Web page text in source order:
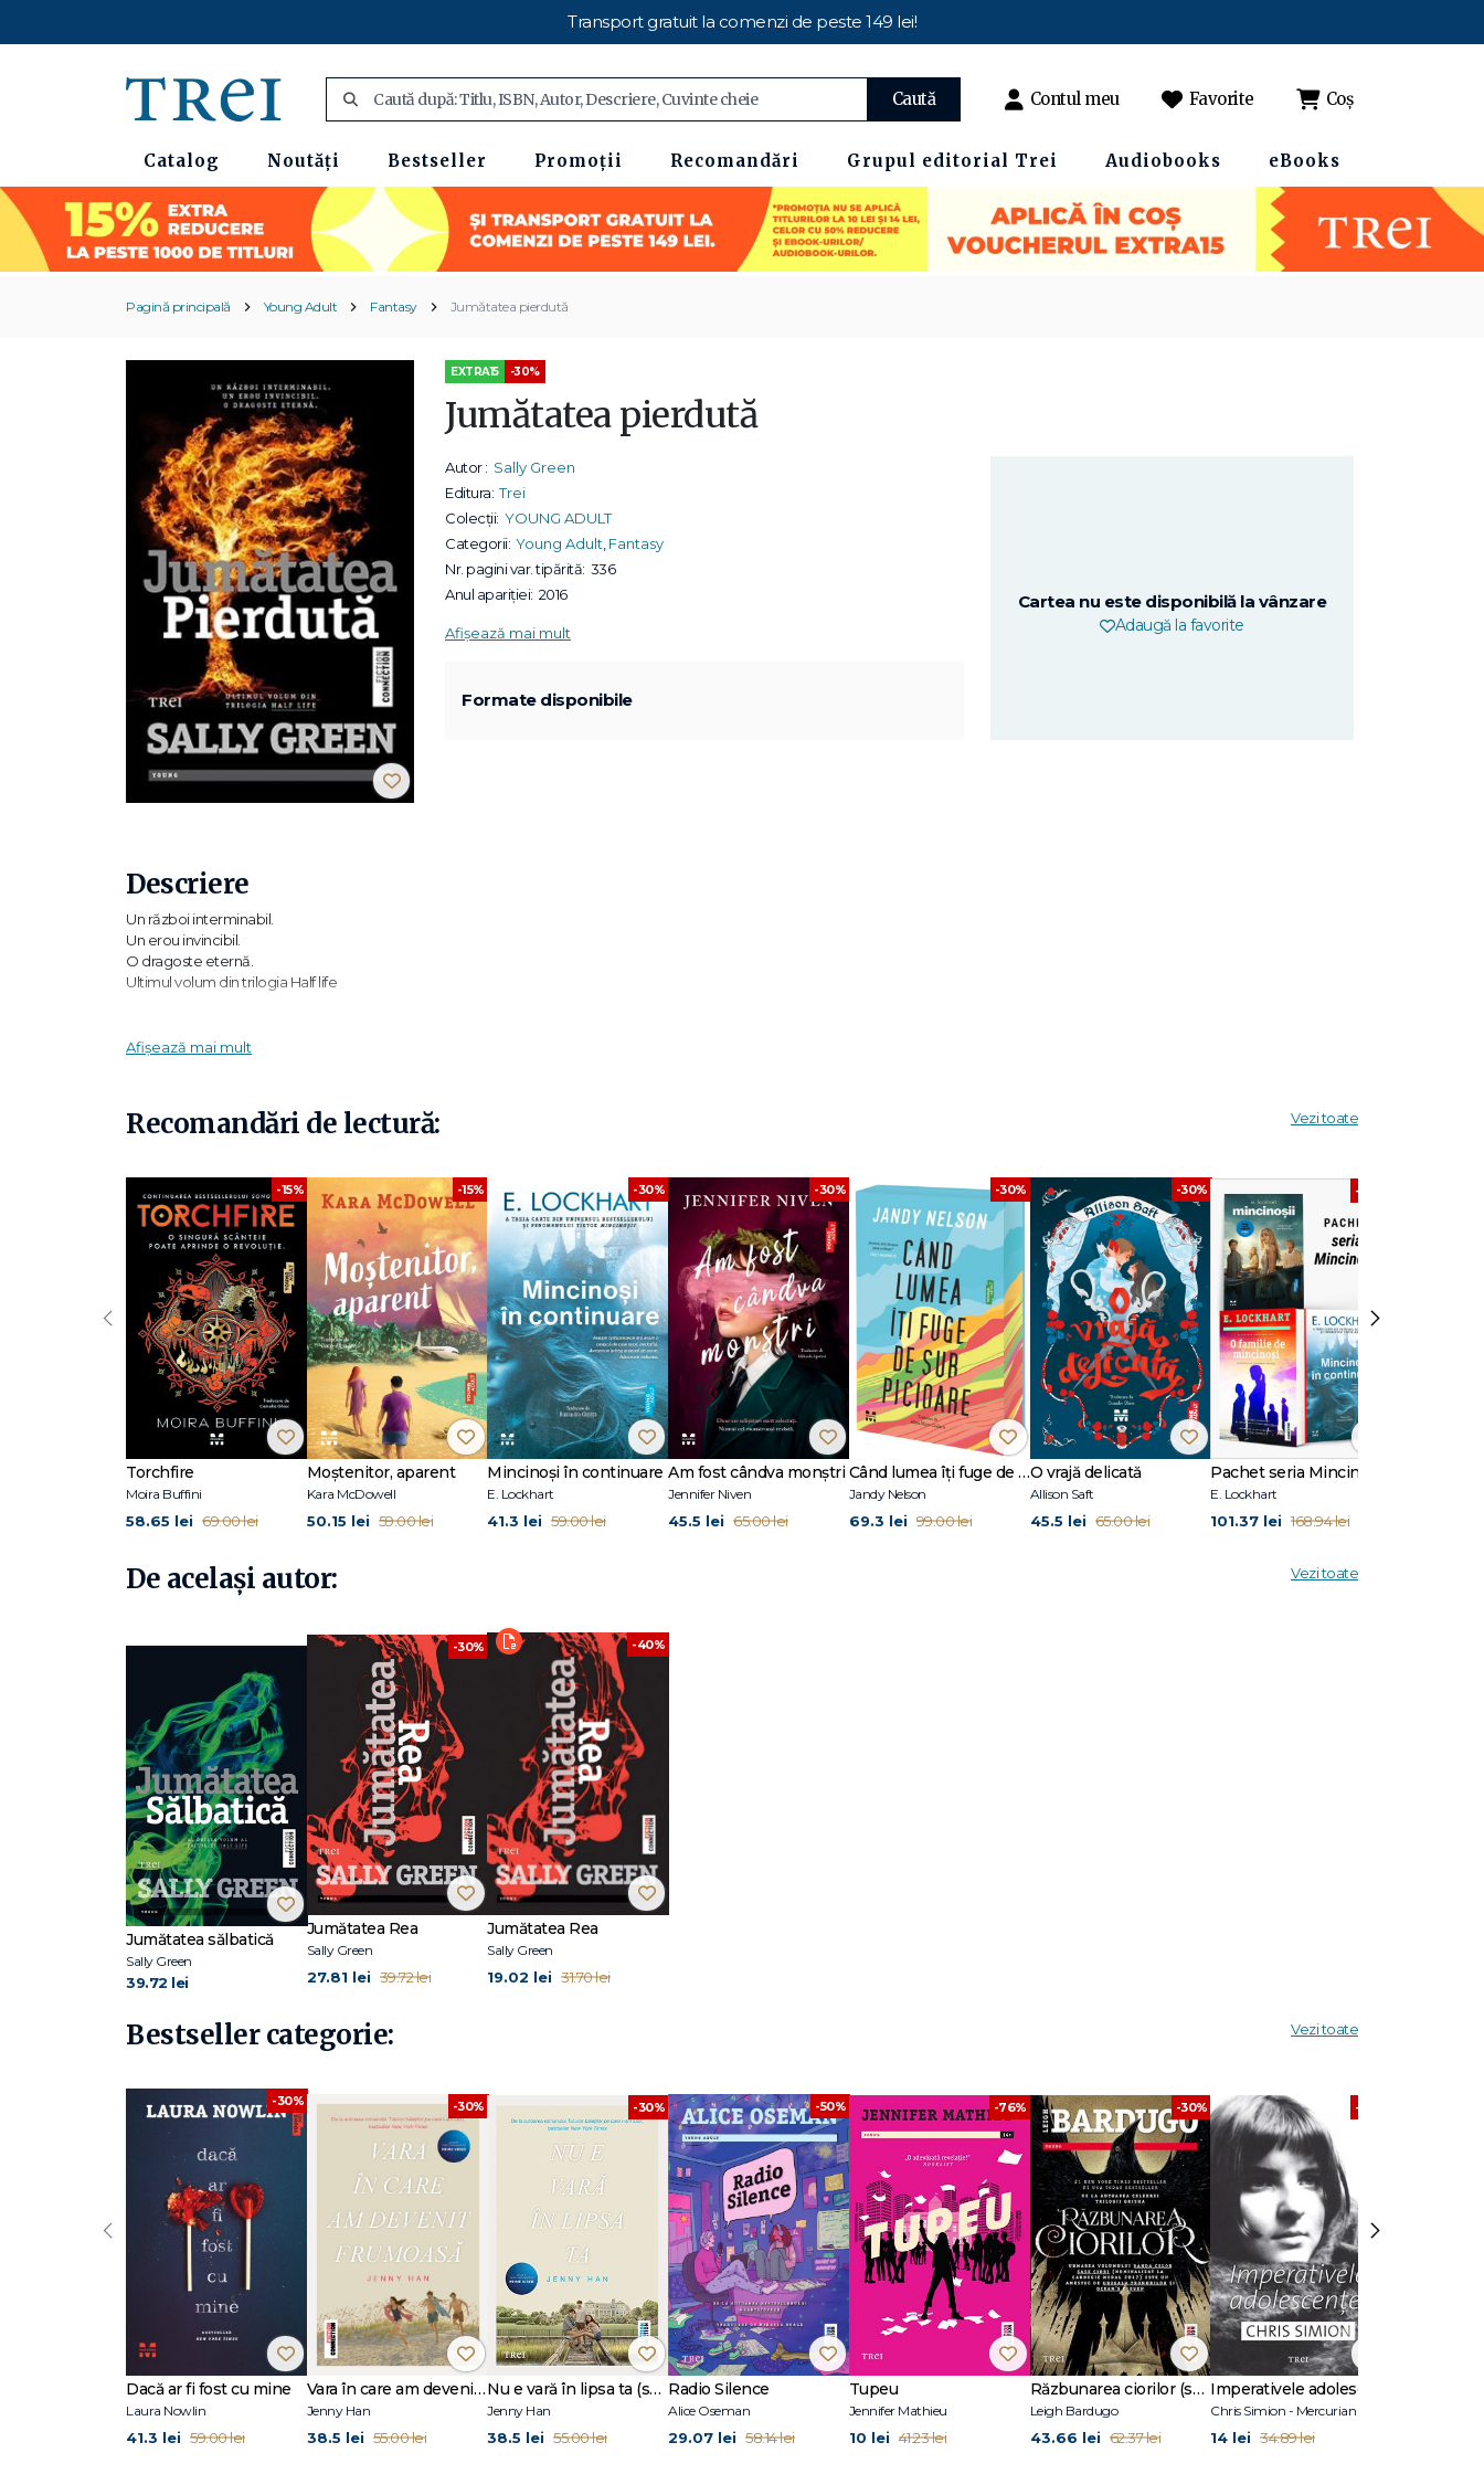
Transport gratuit la comenzi de peste 149 lei!
Caută Contul meu Favorite Coș
Catalog Noutăți Bestseller Promoții Recomandări Grupul editorial Trei Audiobooks eBooks
Pagină principală Young Adult Fantasy Jumătatea pierdută
EXTRA15 -30%
Jumătatea pierdută
Autor : Sally Green
Editura: Trei
Colecții: YOUNG ADULT
Categorii: Young Adult Fantasy
Nr. pagini var. tipărită: 336
Anul apariției: 2016
Afișează mai mult
Formate disponibile
Cartea nu este disponibilă la vânzare
Adaugă la favorite
Descriere
Un război interminabil.
Un erou invincibil.
O dragoste eternă.
Ultimul volum din trilogia Half life
Gabriel, tovarăşul său cel mai apropiat, îl îndeamnă să fugă împreună şi să se stabilească într-un colţişor liniştit de lume. Însă e posibil ca nici
Mai mult decât o simplă poveste cu vrăjitori şi vrăjitoare din Europa zilelor noastre, volumul final al trilogiei Half Life este o meditaţie
dureroasă pe tema supravieţuirii şi exploatării, a binelui şi-a răului, precum şi a riscurilor pe care ni le asumăm atunci când iubim.
"Un final tulburător al unei trilogii… Melancolic, dar perfect autentic." - Booklist
"O trilogie ce împletește magia, iubirea și realitatea dură a războiului." - Kirkus Reviews
Sally Greenlocuieşte în nord-vestul Angliei. A avut diverse slujbe (plăcute şi mai puţin plăcute), apoi a deţinut chiar o funcţie importantă
într-o companie. Însă viaţa ei s-a schimbat când şi-a descoperit bucuria de a scrie şi a început să pună pe hârtie poveştile la care a visat
dintotdeauna. E o cititoare pasionată şi adoră plimbările în natură. În fiecare dimineaţă îşi propune... să bea mai puţină cafea.
La Editura Trei au apărut primele două volume ale trilogiei Half Life: Jumătatea Rea și Jumătatea Sălbatică.
Drepturile de publicare a trilogiei au fost vândute în 50 de ţări, iar Fox 2000 a achiziţionat drepturile de ecranizare.
Afișează mai mult
Recomandări de lectură: Vezi toate
-15%
Torchfire
Moira Buffini
58.65 lei 69.00 lei
-15%
Moștenitor, aparent
Kara McDowell
50.15 lei 59.00 lei
-30%
Mincinoși în continuare
E. Lockhart
41.3 lei 59.00 lei
-30%
Am fost cândva monștri
Jennifer Niven
45.5 lei 65.00 lei
-30%
Când lumea îți fuge de sub picioare (ediție sprayed edges)
Jandy Nelson
69.3 lei 99.00 lei
-30%
O vrajă delicată
Allison Saft
45.5 lei 65.00 lei
-40%
Pachet seria Mincinoșii
E. Lockhart
101.37 lei 168.94 lei
‹ ›
De același autor: Vezi toate
Jumătatea sălbatică
Sally Green
39.72 lei
-30%
Jumătatea Rea
Sally Green
27.81 lei 39.72 lei
-40%
Jumătatea Rea
Sally Green
19.02 lei 31.70 lei
Bestseller categorie: Vezi toate
-30%
Dacă ar fi fost cu mine
Laura Nowlin
41.3 lei 59.00 lei
-30%
Vara în care am devenit frumoasă (seria Vara, vol. 1, ediție tie-in)
Jenny Han
38.5 lei 55.00 lei
-30%
Nu e vară în lipsa ta (seria Vara, vol. 2, ediție tie-in)
Jenny Han
38.5 lei 55.00 lei
-50%
Radio Silence
Alice Oseman
29.07 lei 58.14 lei
-76%
Tupeu
Jennifer Mathieu
10 lei 41.23 lei
-30%
Răzbunarea ciorilor (seria Banda celor șase ciori, vol. 2)
Leigh Bardugo
43.66 lei 62.37 lei
-60%
Chris Simion - Mercurian
14 lei 34.89 lei
‹ ›